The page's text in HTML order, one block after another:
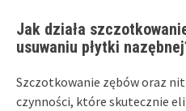
Jak działa
usuwaniu płytki
Szczotkowanie zębów oraz
czynności, które skutecznie